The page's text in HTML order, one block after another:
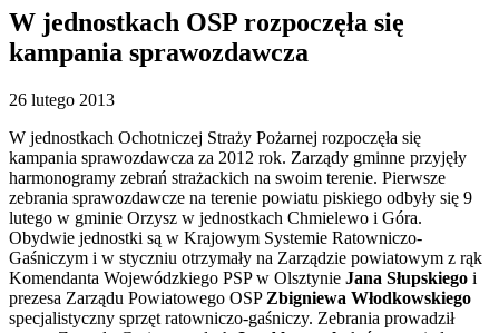
W jednostkach OSP rozpoczęła się
kampania sprawozdawcza
26 lutego 2013
W jednostkach Ochotniczej Straży Pożarnej rozpoczęła się
kampania sprawozdawcza za 2012 rok. Zarządy gminne przyjęły
harmonogramy zebrań strażackich na swoim terenie. Pierwsze
zebrania sprawozdawcze na terenie powiatu piskiego odbyły się 9
lutego w gminie Orzysz w jednostkach Chmielewo i Góra.
Obydwie jednostki są w Krajowym Systemie Ratowniczo-
Gaśniczym i w styczniu otrzymały na Zarządzie powiatowym z rąk
Komendanta Wojewódzkiego PSP w Olsztynie Jana Słupskiego i
prezesa Zarządu Powiatowego OSP Zbigniewa Włodkowskiego
specjalistyczny sprzęt ratowniczo-gaśniczy. Zebrania prowadził